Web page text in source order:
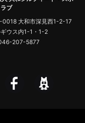
ブ
大和市深見西1-2-17
ウス内1-1・1-2
207-5877